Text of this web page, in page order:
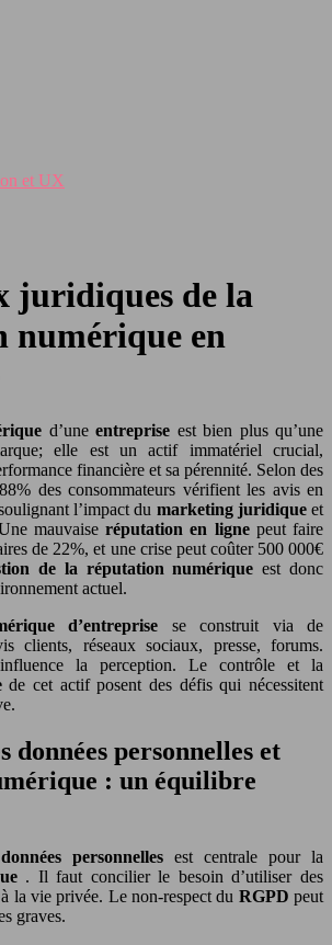
et UX
juridiques de la
numérique en
d’une entreprise est bien plus qu’une
elle est un actif immatériel crucial,
financière et sa pérennité. Selon des
des consommateurs vérifient les avis en
l’impact du marketing juridiqueet
mauvaiseréputation en ligne peut faire
de 22%, et une crise peut coûter 500 000€
de la réputation numériqueest donc
actuel.
d’entreprise se construit via de
clients, réseaux sociaux, presse, forums.
la perception. Le contrôle et la
de cet actif posent des défis qui nécessitent
données personnelles et
: un équilibre
personnelles est centrale pour la
. Il faut concilier le besoin d’utiliser des
la vie privée. Le non-respect du RGPDpeut
graves.